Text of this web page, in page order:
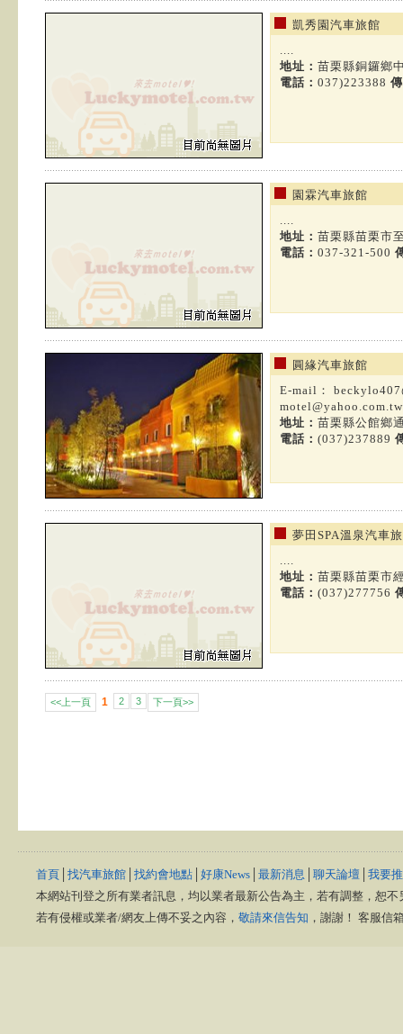
凱秀園汽車旅館
....
地址： 苗栗縣銅鑼鄉
電話： 037)223388
園霖汽車旅館
....
地址： 苗栗縣苗栗市
電話： 037-321-500
圓緣汽車旅館
E-mail：
motel@yahoo.com.tw
地址： 苗栗縣公館鄉
電話： (037)237889
夢田SPA溫泉汽車
....
地址： 苗栗縣苗栗市
電話： (037)277756
<<上一頁 1 2 3 下一頁>>
首頁 找汽車旅館 找約會地點 好康News 最新消息 聊天論壇 我要
本網站刊登之所有業者訊息，均以業者最新公告為主，若有調整，恕
若有侵權或業者/網友上傳不妥之內容， 敬請來信告知 ，謝謝！ 客服信